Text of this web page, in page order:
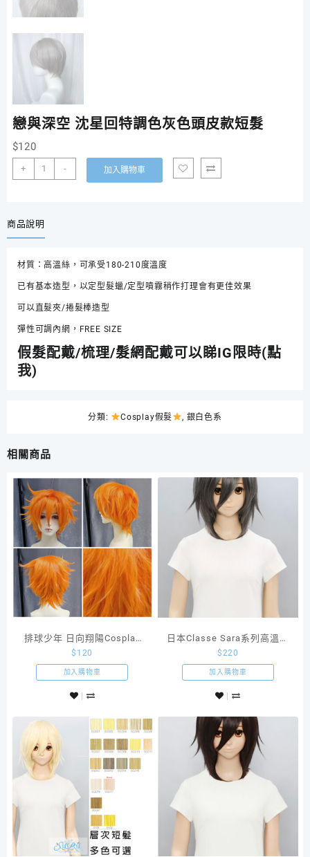
戀與深空 沈星回特調色灰色頭皮款短髮
$120
+
與
沈
星
特
調
灰
色
皮
款
- 加入購物車
商品說明
材質：高溫絲，可承受180-210度溫度
已有基本造型，以定型髮蠟/定型噴霧稍作打理會有更佳效果
可以直髮夾/捲髮棒造型
彈性可調內網，FREE SIZE
假髮配戴/梳理/髮網配戴可以睇IG限時(點
我)
分類: Cosplay假髮 , 銀白色系
相關商品
排球少年 日向翔陽Cosplay
造型款橙色反翹
$ 120
加入購物車
日本Classe Sara系列高溫絲
假髮Wolf狼系短髮SGY01
$220
加入購物車